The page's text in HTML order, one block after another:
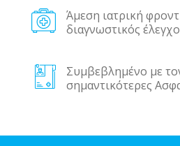
Άμεση ιατρική
διαγνωστικός
Συμβεβλημένο με
σημαντικότερες